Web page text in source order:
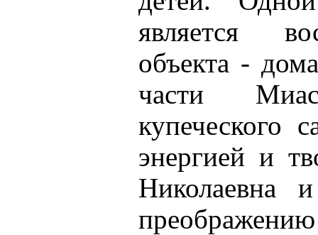
является
объекта -
части
купеческого
энергией и
Николаевна
преображению